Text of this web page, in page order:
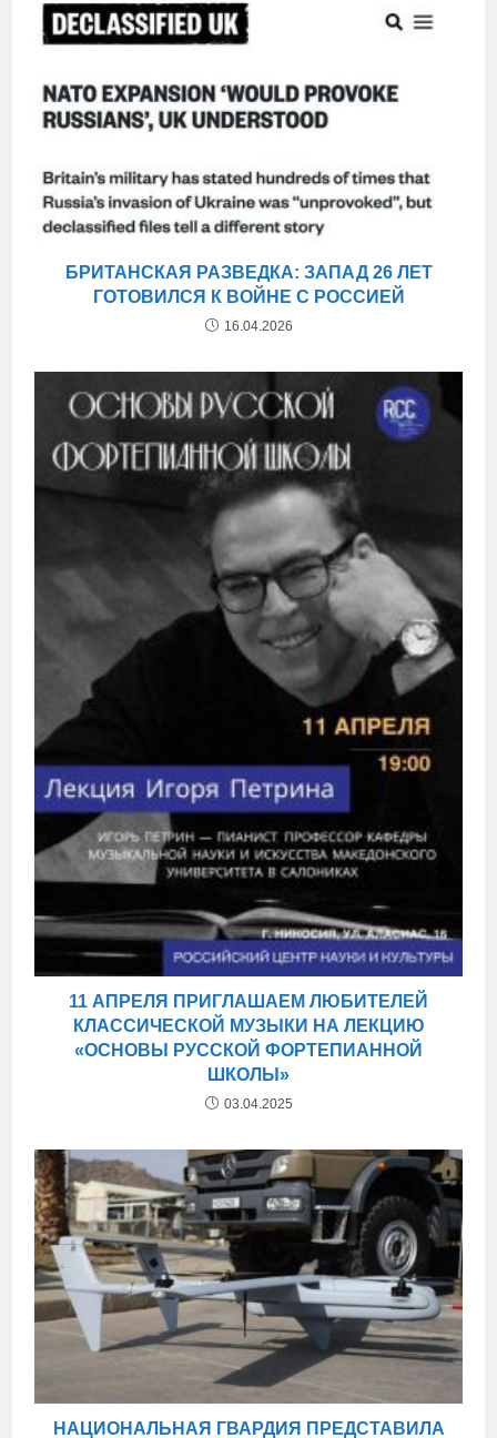
БРИТАНСКАЯ РАЗВЕДКА: ЗАПАД 26 ЛЕТ
ГОТОВИЛСЯ К ВОЙНЕ С РОССИЕЙ
16.04.2026
11 АПРЕЛЯ ПРИГЛАШАЕМ ЛЮБИТЕЛЕЙ
КЛАССИЧЕСКОЙ МУЗЫКИ НА ЛЕКЦИЮ
«ОСНОВЫ РУССКОЙ ФОРТЕПИАННОЙ
ШКОЛЫ»
03.04.2025
НАЦИОНАЛЬНАЯ ГВАРДИЯ ПРЕДСТАВИЛА